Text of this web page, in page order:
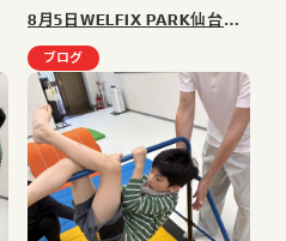
8月5日WELFIX PARK仙台大野田教室の様子｜仙台市太白区(大野田・富沢・長町)の児童発達支援・放課後等デイサービス
ブログ